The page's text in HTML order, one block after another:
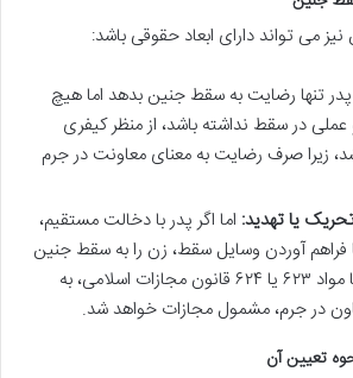
می تواند دارای ابعاد حقوقی باشد:
پدر تنها رضایت به سقط جنین بدهد اما هیچ
در سقط نداشته باشد، از منظر کیفری
زیرا صرف رضایت به معنای معاونت در جرم
یا تهدید: اما اگر پدر با دخالت مستقیم،
فراهم آوردن وسایل سقط، زن را به سقط جنین
وادار کند، مطابق با مواد ۶۲۳ یا ۶۲۴ قانون مجازات اسلامی، به
در جرم، مشمول مجازات خواهد شد.
تعیین آن